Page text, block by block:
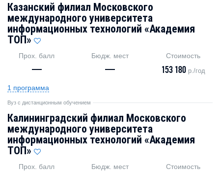
Казанский филиал Московского
международного университета
информационных технологий «Академия
TOП»
Прох. балл
—
Бюдж. мест
—
Стоимость
153 180 р./год
1 программа
Вуз с дистанционным обучением
Калининградский филиал Московского
международного университета
информационных технологий «Академия
TOП»
Прох. балл Бюдж. мест Стоимость